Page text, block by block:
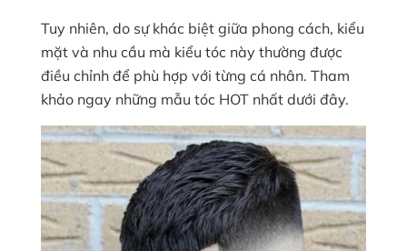
Tuy nhiên, do sự khác biệt giữa phong cách, kiểu
mặt và nhu cầu mà kiểu tóc này thường được
điều chỉnh để phù hợp với từng cá nhân. Tham
khảo ngay những mẫu tóc HOT nhất dưới đây.